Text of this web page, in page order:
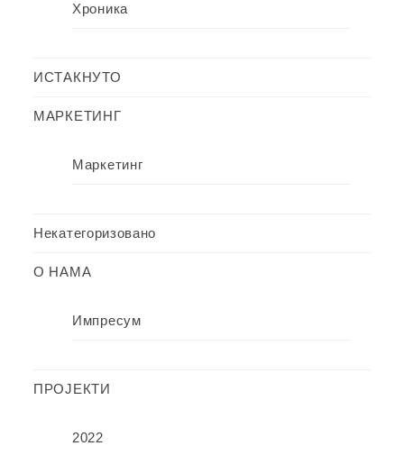
Хроника
ИСТАКНУТО
МАРКЕТИНГ
Маркетинг
Некатегоризовано
О НАМА
Импресум
ПРОЈЕКТИ
2022